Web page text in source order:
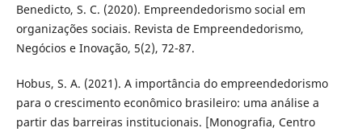
Benedicto, S. C. (2020). Empreendedorismo social em
organizações sociais. Revista de Empreendedorismo,
Negócios e Inovação, 5(2), 72-87.
Hobus, S. A. (2021). A importância do empreendedorismo
para o crescimento econômico brasileiro: uma análise a
partir das barreiras institucionais. [Monografia, Centro